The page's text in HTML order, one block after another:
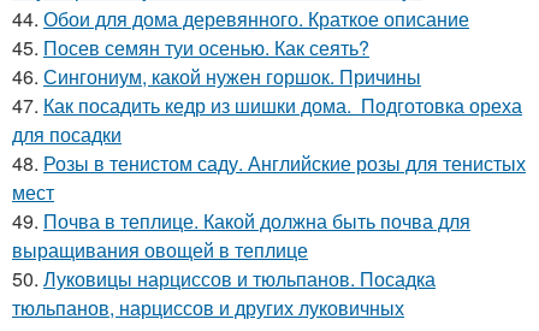
44. Обои для дома деревянного. Краткое описание
45. Посев семян туи осенью. Как сеять?
46. Сингониум, какой нужен горшок. Причины
47. Как посадить кедр из шишки дома. Подготовка ореха
для посадки
48. Розы в тенистом саду. Английские розы для тенистых
мест
49. Почва в теплице. Какой должна быть почва для
выращивания овощей в теплице
50. Луковицы нарциссов и тюльпанов. Посадка
тюльпанов, нарциссов и других луковичных